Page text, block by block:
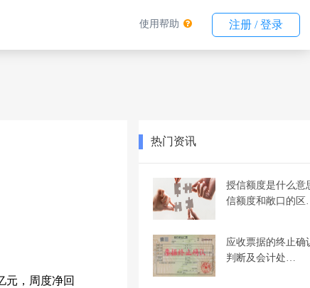
使用帮助 注册 / 登录
元，周度净回
热门资讯
授信额度是什么意
信额度和敞口的
应收票据的终止确
判断及会计处…